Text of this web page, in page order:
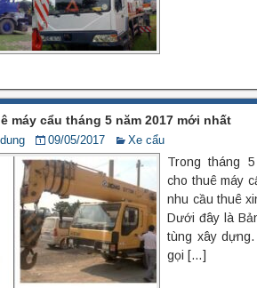
máy cẩu tháng 5 năm 2017 mới nhất
09/05/2017 Xe cẩu
Trong tháng
cho thuê máy
nhu cầu thuê
Dưới đây là
tùng xây
gọi […]